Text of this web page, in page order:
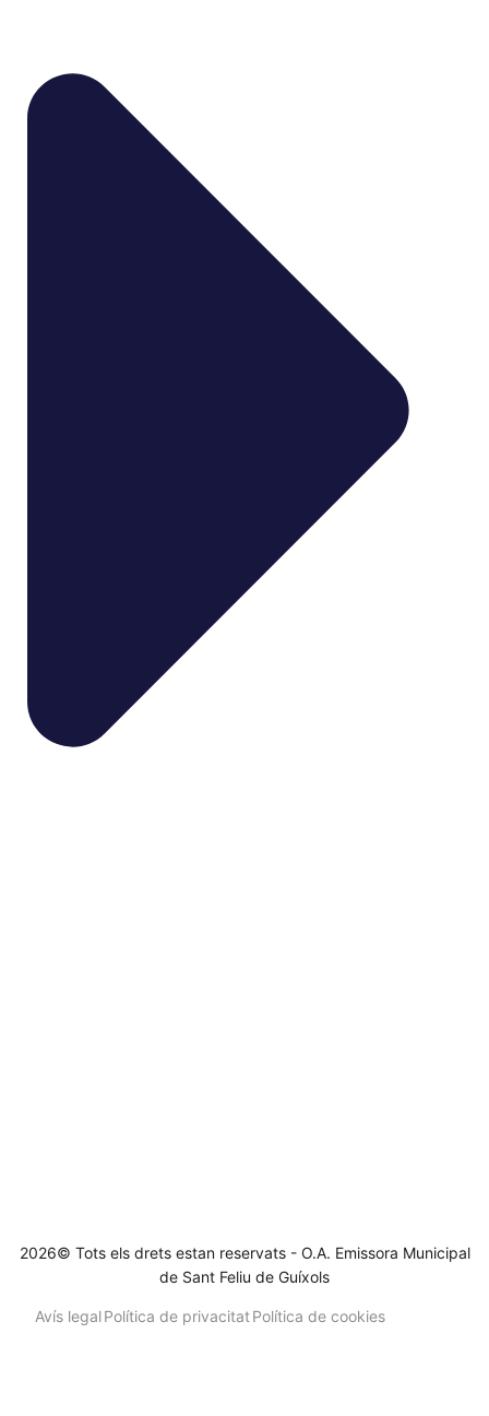
2026© Tots els drets estan reservats - O.A. Emissora Municipal
de Sant Feliu de Guíxols
Avís legalPolítica de privacitatPolítica de cookies